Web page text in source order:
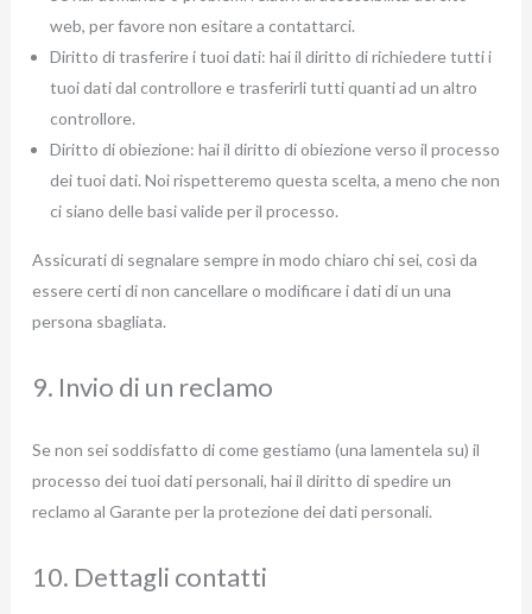
web, per favore non esitare a contattarci.
Diritto di trasferire i tuoi dati: hai il diritto di richiedere tutti i
tuoi dati dal controllore e trasferirli tutti quanti ad un altro
controllore.
Diritto di obiezione: hai il diritto di obiezione verso il processo
dei tuoi dati. Noi rispetteremo questa scelta, a meno che non
ci siano delle basi valide per il processo.
Assicurati di segnalare sempre in modo chiaro chi sei, così da
essere certi di non cancellare o modificare i dati di un una
persona sbagliata.
9. Invio di un reclamo
Se non sei soddisfatto di come gestiamo (una lamentela su) il
processo dei tuoi dati personali, hai il diritto di spedire un
reclamo al Garante per la protezione dei dati personali.
10. Dettagli contatti